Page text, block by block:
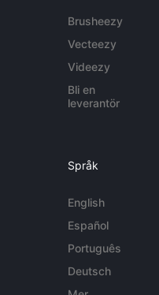
Brusheezy
Vecteezy
Videezy
Bli en
leverantör
Språk
English
Español
Português
Deutsch